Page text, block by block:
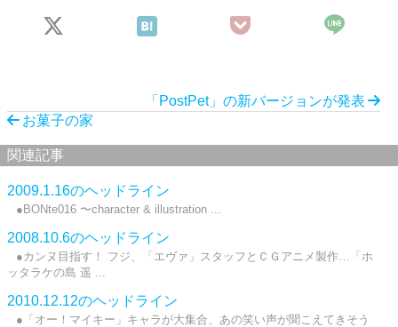
「PostPet」の新バージョンが発表
お菓子の家
関連記事
2009.1.16のヘッドライン
●BONte016 〜character & illustration ...
2008.10.6のヘッドライン
●カンヌ目指す！ フジ、「エヴァ」スタッフとＣＧアニメ製作…「ホ
ッタラケの島 遥 ...
2010.12.12のヘッドライン
●「オー！マイキー」キャラが大集合、あの笑い声が聞こえてきそう